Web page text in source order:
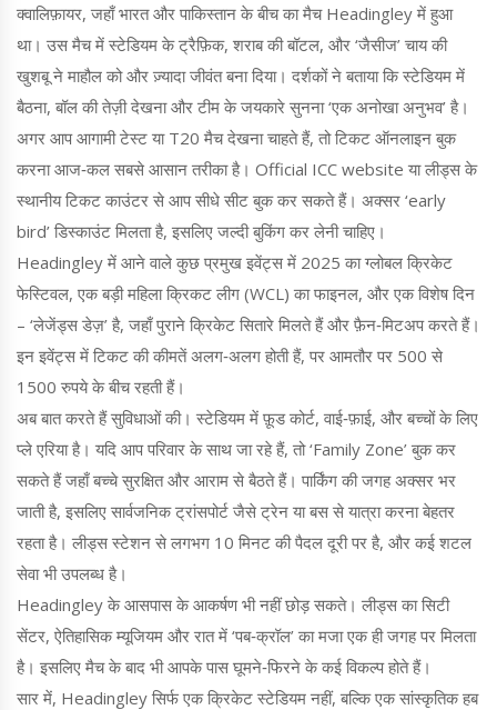
क्वालिफ़ायर, जहाँ भारत और पाकिस्तान के बीच का मैच Headingley में हुआ
था। उस मैच में स्टेडियम के ट्रैफ़िक, शराब की बॉटल, और ‘जैसीज’ चाय की
खुशबू ने माहौल को और ज़्यादा जीवंत बना दिया। दर्शकों ने बताया कि स्टेडियम में
बैठना, बॉल की तेज़ी देखना और टीम के जयकारे सुनना ‘एक अनोखा अनुभव’ है।
अगर आप आगामी टेस्ट या T20 मैच देखना चाहते हैं, तो टिकट ऑनलाइन बुक
करना आज‑कल सबसे आसान तरीका है। Official ICC website या लीड्स के
स्थानीय टिकट काउंटर से आप सीधे सीट बुक कर सकते हैं। अक्सर ‘early
bird’ डिस्काउंट मिलता है, इसलिए जल्दी बुकिंग कर लेनी चाहिए।
Headingley में आने वाले कुछ प्रमुख इवेंट्स में 2025 का ग्लोबल क्रिकेट
फेस्टिवल, एक बड़ी महिला क्रिकट लीग (WCL) का फाइनल, और एक विशेष दिन
– ‘लेजेंड्स डेज़’ है, जहाँ पुराने क्रिकेट सितारे मिलते हैं और फ़ैन‑मिटअप करते हैं।
इन इवेंट्स में टिकट की कीमतें अलग‑अलग होती हैं, पर आमतौर पर 500 से
1500 रुपये के बीच रहती हैं।
अब बात करते हैं सुविधाओं की। स्टेडियम में फ़ूड कोर्ट, वाई‑फ़ाई, और बच्चों के लिए
प्ले एरिया है। यदि आप परिवार के साथ जा रहे हैं, तो ‘Family Zone’ बुक कर
सकते हैं जहाँ बच्चे सुरक्षित और आराम से बैठते हैं। पार्किंग की जगह अक्सर भर
जाती है, इसलिए सार्वजनिक ट्रांसपोर्ट जैसे ट्रेन या बस से यात्रा करना बेहतर
रहता है। लीड्स स्टेशन से लगभग 10 मिनट की पैदल दूरी पर है, और कई शटल
सेवा भी उपलब्ध है।
Headingley के आसपास के आकर्षण भी नहीं छोड़ सकते। लीड्स का सिटी
सेंटर, ऐतिहासिक म्यूजियम और रात में ‘पब‑क्रॉल’ का मजा एक ही जगह पर मिलता
है। इसलिए मैच के बाद भी आपके पास घूमने‑फिरने के कई विकल्प होते हैं।
सार में, Headingley सिर्फ एक क्रिकेट स्टेडियम नहीं, बल्कि एक सांस्कृतिक हब